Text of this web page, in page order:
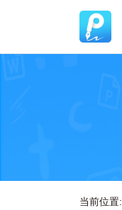
当前位置: